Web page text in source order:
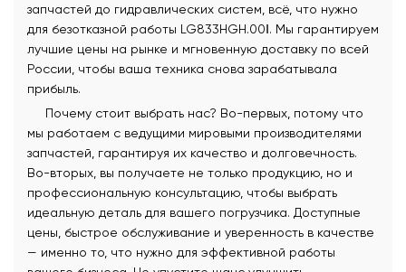
запчастей до гидравлических систем, всё, что нужно
для безотказной работы LG833HGH.00Ⅰ. Мы гарантируем
лучшие цены на рынке и мгновенную доставку по всей
России, чтобы ваша техника снова зарабатывала
прибыль.
Почему стоит выбрать нас? Во-первых, потому что
мы работаем с ведущими мировыми производителями
запчастей, гарантируя их качество и долговечность.
Во-вторых, вы получаете не только продукцию, но и
профессиональную консультацию, чтобы выбрать
идеальную деталь для вашего погрузчика. Доступные
цены, быстрое обслуживание и уверенность в качестве
— именно то, что нужно для эффективной работы